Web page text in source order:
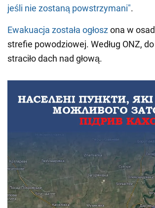
jeśli nie zostaną powstrzymani".
Ewakuacja została ogłoszona w
strefie powodziowej. Według ONZ,
straciło dach nad głową.